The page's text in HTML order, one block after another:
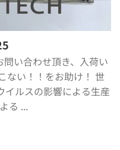
い合わせ頂き、入荷い
ない！！をお助け！ 世
イルスの影響による生産
る ...